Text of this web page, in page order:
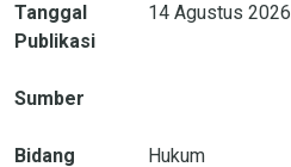
Tanggal
Publikasi
14 Agustus 2026
Sumber
Bidang
Hukum